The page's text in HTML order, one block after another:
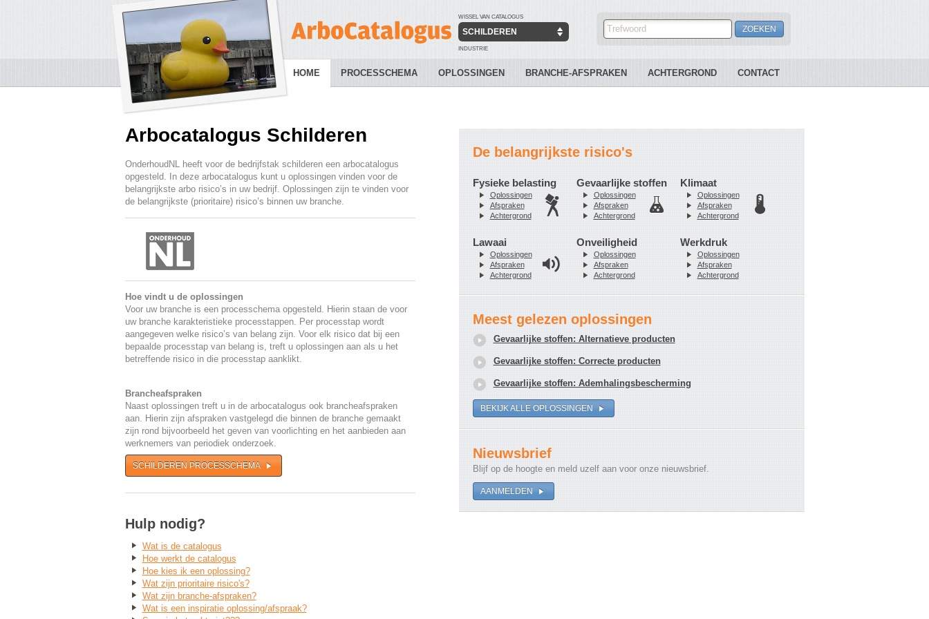
WISSEL VAN CATALOGUS
SCHILDEREN
INDUSTRIE
HOME PROCESSCHEMA OPLOSSINGEN BRANCHE-AFSPRAKEN ACHTERGROND CONTACT
Arbocatalogus Schilderen
OnderhoudNL heeft voor de bedrijfstak schilderen een arbocatalogus
opgesteld. In deze arbocatalogus kunt u oplossingen vinden voor de
belangrijkste arbo risico’s in uw bedrijf. Oplossingen zijn te vinden voor
de belangrijkste (prioritaire) risico’s binnen uw branche.
Hoe vindt u de oplossingen
Voor uw branche is een processchema opgesteld. Hierin staan de voor
uw branche karakteristieke processtappen. Per processtap wordt
aangegeven welke risico’s van belang zijn. Voor elk risico dat bij een
bepaalde processtap van belang is, treft u oplossingen aan als u het
betreffende risico in die processtap aanklikt.
Brancheafspraken
Naast oplossingen treft u in de arbocatalogus ook brancheafspraken
aan. Hierin zijn afspraken vastgelegd die binnen de branche gemaakt
zijn rond bijvoorbeeld het geven van voorlichting en het aanbieden aan
werknemers van periodiek onderzoek.
SCHILDEREN PROCESSCHEMA
Hulp nodig?
Wat is de catalogus
Hoe werkt de catalogus
Hoe kies ik een oplossing?
Wat zijn prioritaire risico's?
Wat zijn branche-afspraken?
Wat is een inspiratie oplossing/afspraak?
De belangrijkste risico's
Fysieke belasting
Oplossingen
Afspraken
Achtergrond
Gevaarlijke stoffen
Oplossingen
Afspraken
Achtergrond
Klimaat
Oplossingen
Afspraken
Achtergrond
Lawaai
Oplossingen
Afspraken
Achtergrond
Onveiligheid
Oplossingen
Afspraken
Achtergrond
Werkdruk
Oplossingen
Afspraken
Achtergrond
Meest gelezen oplossingen
Gevaarlijke stoffen: Alternatieve producten
Gevaarlijke stoffen: Correcte producten
Gevaarlijke stoffen: Ademhalingsbescherming
BEKIJK ALLE OPLOSSINGEN
Nieuwsbrief
Blijf op de hoogte en meld uzelf aan voor onze nieuwsbrief.
AANMELDEN